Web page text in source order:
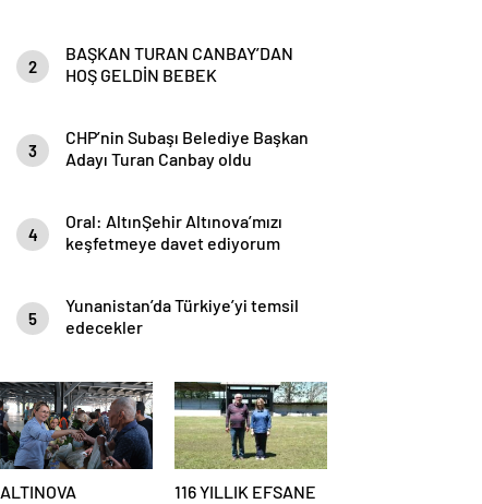
2
BAŞKAN TURAN CANBAY’DAN
HOŞ GELDİN BEBEK
3
CHP’nin Subaşı Belediye Başkan
Adayı Turan Canbay oldu
4
Oral: AltınŞehir Altınova’mızı
keşfetmeye davet ediyorum
5
Yunanistan’da Türkiye’yi temsil
edecekler
ALTINOVA
116 YILLIK EFSANE